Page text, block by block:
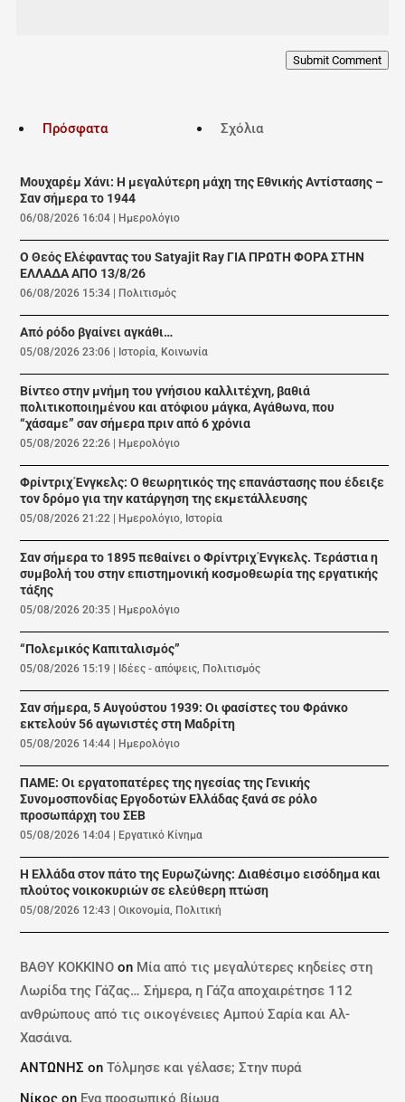
Submit Comment
Πρόσφατα Σχόλια
Μουχαρέμ Χάνι: Η μεγαλύτερη μάχη της Εθνικής Αντίστασης –
Σαν σήμερα το 1944
06/08/2026 16:04 | Ημερολόγιο
Ο Θεός Ελέφαντας του Satyajit Ray ΓΙΑ ΠΡΩΤΗ ΦΟΡΑ ΣΤΗΝ
ΕΛΛΑΔΑ ΑΠΟ 13/8/26
06/08/2026 15:34 | Πολιτισμός
Από ρόδο βγαίνει αγκάθι…
05/08/2026 23:06 | Ιστορία, Κοινωνία
Βίντεο στην μνήμη του γνήσιου καλλιτέχνη, βαθιά
πολιτικοποιημένου και ατόφιου μάγκα, Αγάθωνα, που
“χάσαμε” σαν σήμερα πριν από 6 χρόνια
05/08/2026 22:26 | Ημερολόγιο
Φρίντριχ Ένγκελς: Ο θεωρητικός της επανάστασης που έδειξε
τον δρόμο για την κατάργηση της εκμετάλλευσης
05/08/2026 21:22 | Ημερολόγιο, Ιστορία
Σαν σήμερα το 1895 πεθαίνει ο Φρίντριχ Ένγκελς. Τεράστια η
συμβολή του στην επιστημονική κοσμοθεωρία της εργατικής
τάξης
05/08/2026 20:35 | Ημερολόγιο
“Πολεμικός Καπιταλισμός”
05/08/2026 15:19 | Ιδέες - απόψεις, Πολιτισμός
Σαν σήμερα, 5 Αυγούστου 1939: Οι φασίστες του Φράνκο
εκτελούν 56 αγωνιστές στη Μαδρίτη
05/08/2026 14:44 | Ημερολόγιο
ΠΑΜΕ: Οι εργατοπατέρες της ηγεσίας της Γενικής
Συνομοσπονδίας Εργοδοτών Ελλάδας ξανά σε ρόλο
προσωπάρχη του ΣΕΒ
05/08/2026 14:04 | Εργατικό Κίνημα
Η Ελλάδα στον πάτο της Ευρωζώνης: Διαθέσιμο εισόδημα και
πλούτος νοικοκυριών σε ελεύθερη πτώση
05/08/2026 12:43 |Οικονομία, Πολιτική
ΒΑΘΥ ΚΟΚΚΙΝΟ on Μία από τις μεγαλύτερες κηδείες στη
Λωρίδα της Γάζας… Σήμερα, η Γάζα αποχαιρέτησε 112
ανθρώπους από τις οικογένειες Αμπού Σαρία και Αλ-
Χασάινα.
ΑΝΤΩΝΗΣ onΤόλμησε και γέλασε; Στην πυρά
Νίκος on Ενα προσωπικό βίωμα